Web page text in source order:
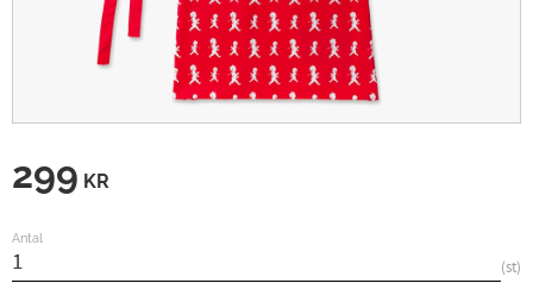
299 KR
Antal
st